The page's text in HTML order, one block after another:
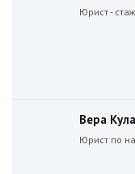
Юрист -
Вера
Юрист по